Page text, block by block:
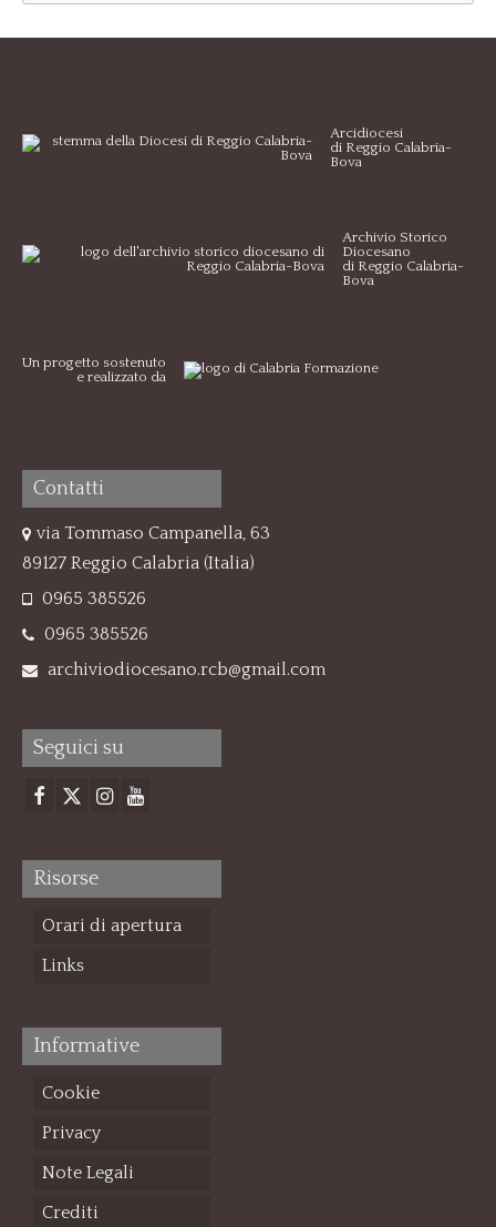
Arcidiocesi
di Reggio Calabria-
Bova
Archivio Storico
Diocesano
di Reggio Calabria-
Bova
Un progetto sostenuto
e realizzato da
Contatti
via Tommaso Campanella, 63
89127 Reggio Calabria (Italia)
0965 385526
0965 385526
archiviodiocesano.rcb@gmail.com
Seguici su
Risorse
Orari di apertura
Links
Informative
Cookie
Privacy
Note Legali
Crediti